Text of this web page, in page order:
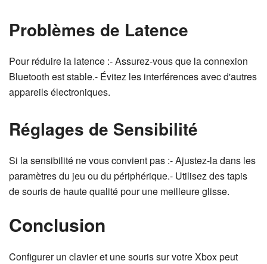
Problèmes de Latence
Pour réduire la latence :- Assurez-vous que la connexion
Bluetooth est stable.- Évitez les interférences avec d'autres
appareils électroniques.
Réglages de Sensibilité
Si la sensibilité ne vous convient pas :- Ajustez-la dans les
paramètres du jeu ou du périphérique.- Utilisez des tapis
de souris de haute qualité pour une meilleure glisse.
Conclusion
Configurer un clavier et une souris sur votre Xbox peut